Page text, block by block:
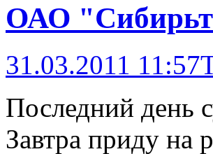
ОАО
31.03.2011 11:57
Последний день
Завтра приду на